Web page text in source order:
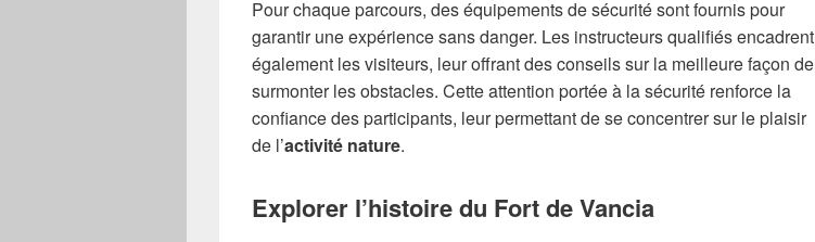
Pour chaque parcours, des équipements de sécurité sont fournis pour
garantir une expérience sans danger. Les instructeurs qualifiés encadrent
également les visiteurs, leur offrant des conseils sur la meilleure façon de
surmonter les obstacles. Cette attention portée à la sécurité renforce la
confiance des participants, leur permettant de se concentrer sur le plaisir
de l’activité nature.
Explorer l’histoire du Fort de Vancia